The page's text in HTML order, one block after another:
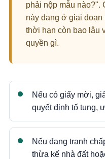
phải nộp mẫu nào?".
này đang ở giai
thời hạn còn bao lâu
quyền gì.
Nếu có giấy mời,
quyết định tố tụng,
Nếu đang tranh
thừa kế nhà đất